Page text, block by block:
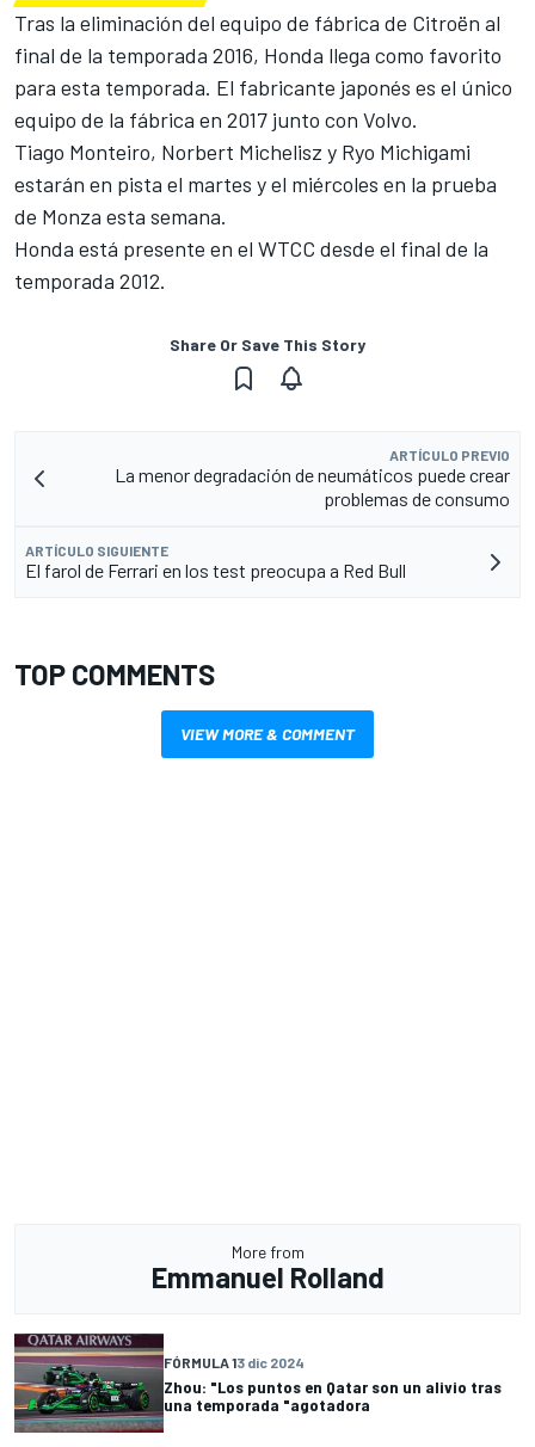
Tras la eliminación del equipo de fábrica de Citroën al
final de la temporada 2016, Honda llega como favorito
para esta temporada. El fabricante japonés es el único
equipo de la fábrica en 2017 junto con Volvo.
Tiago Monteiro, Norbert Michelisz y Ryo Michigami
estarán en pista el martes y el miércoles en la prueba
de Monza esta semana.
Honda está presente en el WTCC desde el final de la
temporada 2012.
Share Or Save This Story
ARTÍCULO PREVIO
La menor degradación de neumáticos puede crear
problemas de consumo
ARTÍCULO SIGUIENTE
El farol de Ferrari en los test preocupa a Red Bull
TOP COMMENTS
VIEW MORE & COMMENT
More from
Emmanuel Rolland
FÓRMULA 13 dic 2024
Zhou: "Los puntos en Qatar son un alivio tras
una temporada "agotadora